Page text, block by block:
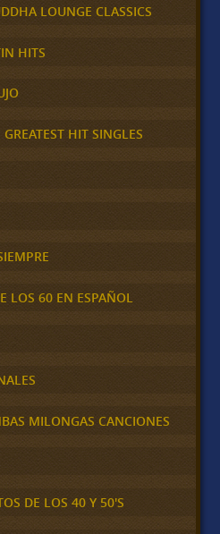
LOUNGE CLASSICS
HITS
HIT SINGLES
LOS 60 EN ESPAÑOL
MILONGAS CANCIONES
DE LOS 40 Y 50'S